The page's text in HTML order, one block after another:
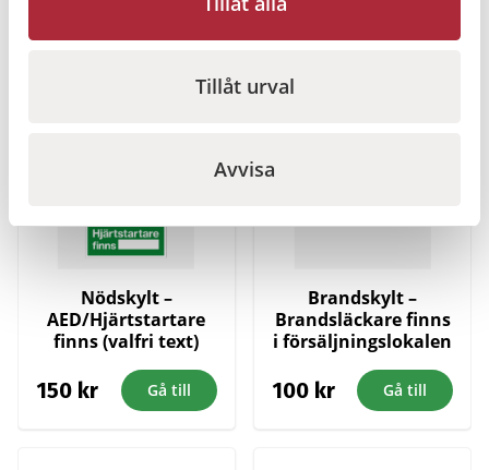
Tillåt urval
Avvisa
Relaterade produkter
Nödskylt –
AED/Hjärtstartare
finns (valfri text)
150 kr Gå till
Brandskylt –
Brandsläckare finns
i försäljningslokalen
100 kr Gå till